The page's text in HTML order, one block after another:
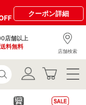
クーポン詳細
店舗以上
送料無料
店舗検索